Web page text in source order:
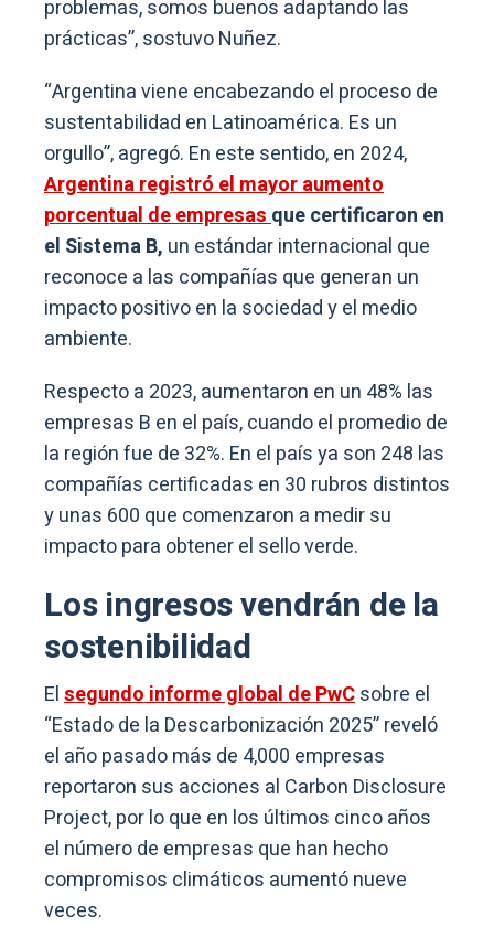
problemas, somos buenos adaptando las
prácticas”, sostuvo Nuñez.
“Argentina viene encabezando el proceso de
sustentabilidad en Latinoamérica. Es un
orgullo”, agregó. En este sentido, en 2024,
Argentina registró el mayor aumento
porcentual de empresasque certificaron en
el Sistema B, un estándar internacional que
reconoce a las compañías que generan un
impacto positivo en la sociedad y el medio
ambiente.
Respecto a 2023, aumentaron en un 48% las
empresas B en el país, cuando el promedio de
la región fue de 32%. En el país ya son 248 las
compañías certificadas en 30 rubros distintos
y unas 600 que comenzaron a medir su
impacto para obtener el sello verde.
Los ingresos vendrán de la
sostenibilidad
Elsegundo informe global de PwCsobre el
“Estado de la Descarbonización 2025” reveló
el año pasado más de 4,000 empresas
reportaron sus acciones al Carbon Disclosure
Project, por lo que en los últimos cinco años
el número de empresas que han hecho
compromisos climáticos aumentó nueve
veces.